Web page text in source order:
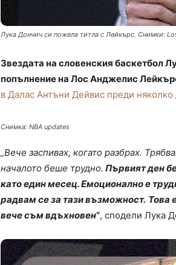
Лука Дончич си пожела титла с Лейкърс. Снимки:
Звездата на словенския баскетбол
попълнение на Лос Анджелис
в Далас Антъни Дейвис преди няколко
Снимка: NBA updates
„Вече заспивах, когато разбрах.
началото беше трудно. Първият ден
като един месец. Емоционално е
радвам се за тази възможност. Това
вече съм вдъхновен“, сподели Лука